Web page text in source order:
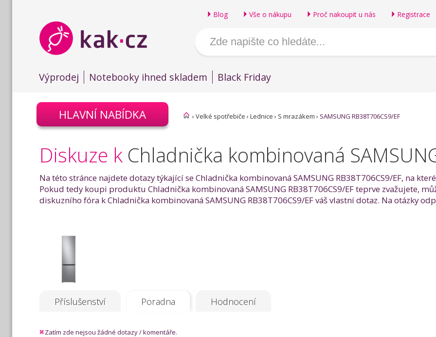
Blog Vše o nákupu Proč nakoupit u nás Registrace
Výprodej Notebooky ihned skladem Black Friday
HLAVNÍ NABÍDKA › Velké spotřebiče › Lednice › S mrazákem › SAMSUNG RB38T706CS9/EF
Diskuze k Chladnička kombinovaná
Na této stránce najdete dotazy týkající se Chladnička kombinovaná SAMSUNG RB38T706CS9/EF, na
Pokud tedy koupi produktu Chladnička kombinovaná SAMSUNG RB38T706CS9/EF teprve zvažujete,
diskuzního fóra k Chladnička kombinovaná SAMSUNG RB38T706CS9/EF váš vlastní dotaz. Na otázky
Příslušenství Poradna Hodnocení
Zatím zde nejsou žádné dotazy / komentáře.